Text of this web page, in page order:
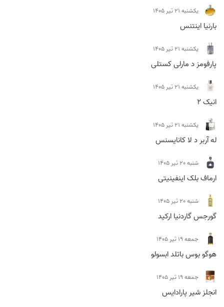
يكشنبه 21 تیر 1405
بارنیا اینتنس
يكشنبه 21 تیر 1405
پارفومز د مارلی کستلی
يكشنبه 21 تیر 1405
انیک 2
يكشنبه 21 تیر 1405
له آربر د لا کانایسنس
شنبه 20 تیر 1405
ارماف بلک اینفینیتی
شنبه 20 تیر 1405
گورجس گاردنیا ارکید
جمعه 19 تیر 1405
هوگو بوس باتلد ابسولو
جمعه 19 تیر 1405
انجلز شیر پارادایس